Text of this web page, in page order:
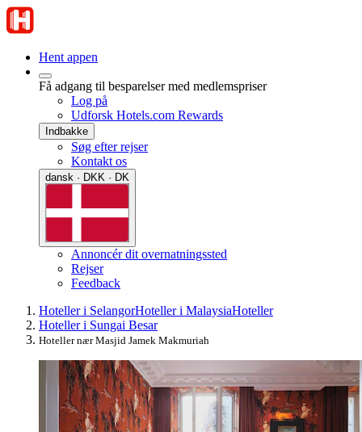
Hent appen
Få adgang til besparelser med medlemspriser
Log på
Udforsk Hotels.com Rewards
Indbakke
Søg efter rejser
Kontakt os
dansk · DKK · DK
Annoncér dit overnatningssted
Rejser
Feedback
Hoteller i SelangorHoteller i MalaysiaHoteller
Hoteller i Sungai Besar
Hoteller nær Masjid Jamek Makmuriah